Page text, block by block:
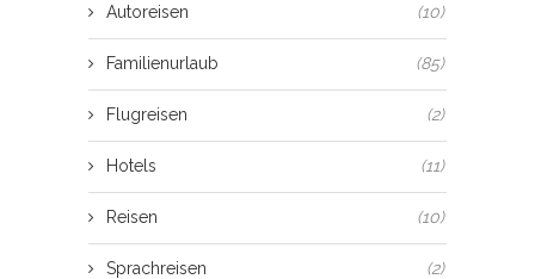
Autoreisen (10)
Familienurlaub (85)
Flugreisen (2)
Hotels (11)
Reisen (10)
Sprachreisen (2)